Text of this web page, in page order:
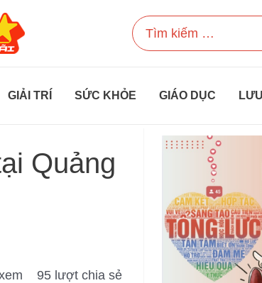
Search
for:
GIẢI TRÍ SỨC KHỎE GIÁO DỤC
Quảng
95 lượt chia sẻ